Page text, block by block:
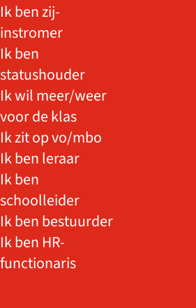
Ik ben zij-
instromer
Ik ben
statushouder
Ik wil meer/weer
voor de klas
Ik zit op vo/mbo
Ik ben leraar
Ik ben
schoolleider
Ik ben bestuurder
Ik ben HR-
functionaris